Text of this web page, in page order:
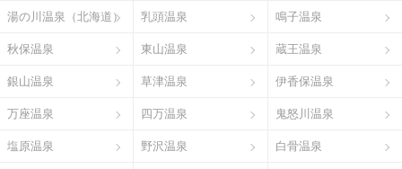
湯の川温泉（北海道） 乳頭温泉 鳴子温泉
秋保温泉 東山温泉 蔵王温泉
銀山温泉 草津温泉 伊香保温泉
万座温泉 四万温泉 鬼怒川温泉
塩原温泉 野沢温泉 白骨温泉